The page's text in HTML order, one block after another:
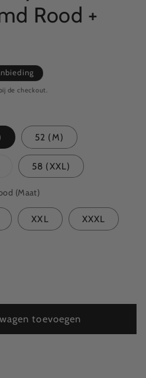
Rood +
de checkout.
52 (M)
58 (XXL)
(Maat)
XXL XXXL
toevoegen